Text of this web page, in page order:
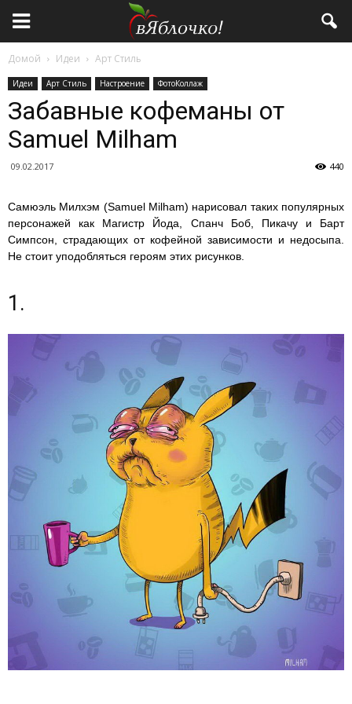
Домой Идеи Арт Стиль
Идеи Арт Стиль Настроение ФотоКоллаж
Забавные кофеманы от
Samuel Milham
09.02.2017 440
Самюэль Милхэм (Samuel Milham) нарисовал таких популярных
персонажей как Магистр Йода, Спанч Боб, Пикачу и Барт
Симпсон, страдающих от кофейной зависимости и недосыпа.
Не стоит уподобляться героям этих рисунков.
1.